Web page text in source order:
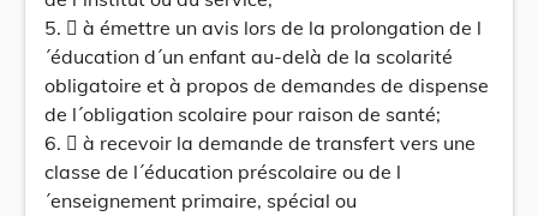
5.  à émettre un avis lors de la prolongation de l
´éducation d´un enfant au-delà de la scolarité
obligatoire et à propos de demandes de dispense
de l´obligation scolaire pour raison de santé;
6.  à recevoir la demande de transfert vers une
classe de l´éducation préscolaire ou de l
´enseignement primaire, spécial ou